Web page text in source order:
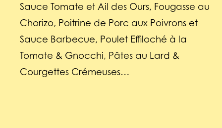
Sauce Tomate et Ail des Ours, Fougasse au
Chorizo, Poitrine de Porc aux Poivrons et
Sauce Barbecue, Poulet Effiloché à la
Tomate & Gnocchi, Pâtes au Lard &
Courgettes Crémeuses…